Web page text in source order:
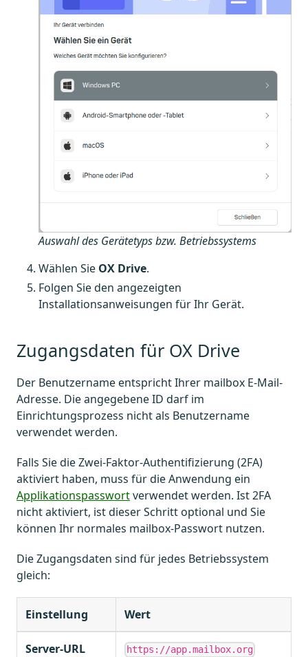
Auswahl des Gerätetyps bzw. Betriebssystems
Wählen Sie OX Drive.
Folgen Sie den angezeigten
Installationsanweisungen für Ihr Gerät.
Zugangsdaten für OX Drive
Der Benutzername entspricht Ihrer mailbox E-Mail-
Adresse. Die angegebene ID darf im
Einrichtungsprozess nicht als Benutzername
verwendet werden.
Falls Sie die Zwei-Faktor-Authentifizierung (2FA)
aktiviert haben, muss für die Anwendung ein
Applikationspasswortverwendet werden. Ist 2FA
nicht aktiviert, ist dieser Schritt optional und Sie
können Ihr normales mailbox-Passwort nutzen.
Die Zugangsdaten sind für jedes Betriebssystem
gleich:
Einstellung Wert
Server-URL https://app.mailbox.org